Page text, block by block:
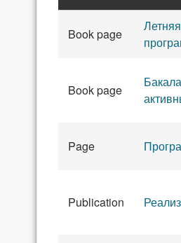
Book page
Book page
Page
Publication